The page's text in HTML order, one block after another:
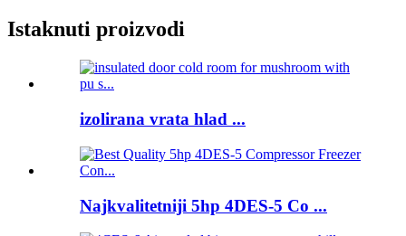
Istaknuti proizvodi
izolirana vrata hlad ...
Najkvalitetniji 5hp 4DES-5 Co ...